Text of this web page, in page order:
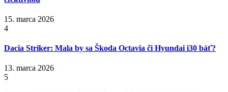
15. marca 2026
4
Dacia Striker: Mala by sa Škoda Octavia či Hyundai i30 báť?
13. marca 2026
5